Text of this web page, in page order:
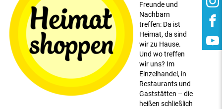
Freunde und
Nachbarn
treffen: Da ist
Heimat, da sind
wir zu Hause.
Und wo treffen
wir uns? Im
Einzelhandel, in
Restaurants und
Gaststätten – die
heißen schließlich